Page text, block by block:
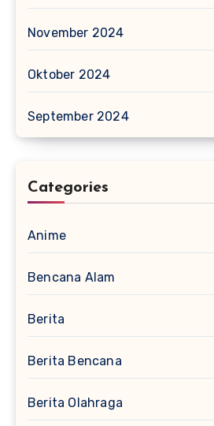
November 2024
Oktober 2024
September 2024
Categories
Anime
Bencana Alam
Berita
Berita Bencana
Berita Olahraga